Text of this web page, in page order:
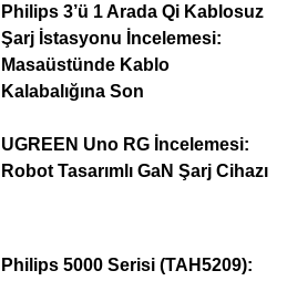
Philips 3’ü 1 Arada Qi Kablosuz
Şarj İstasyonu İncelemesi:
Masaüstünde Kablo
Kalabalığına Son
UGREEN Uno RG İncelemesi:
Robot Tasarımlı GaN Şarj Cihazı
Philips 5000 Serisi (TAH5209):